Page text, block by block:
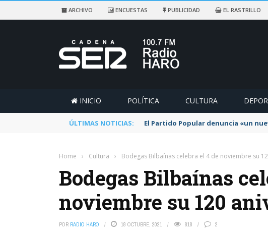
ARCHIVO ENCUESTAS PUBLICIDAD EL RASTRILLO
INICIO POLÍTICA CULTURA
ÚLTIMAS NOTICIAS: El Partido Popular denuncia «un
Home › Cultura › Bodegas Bilbaínas celebra el 4 de noviembre su
Bodegas Bilbaínas
noviembre su 120
POR RADIO HARO 18 OCTUBRE, 2021 818 2